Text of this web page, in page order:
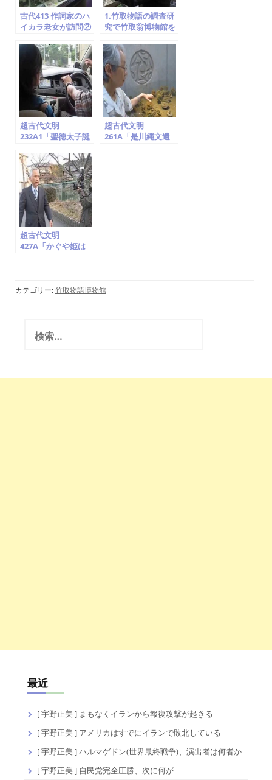
古代413 作詞家のハ
イカラ老女が訪問②
劇 竹取翁博物館
2014.6.13
1.竹取物語の調査研
究で竹取翁博物館を
求婚
超古代文明
232A1「聖徳太子誕
日の神・龍と鳳
凰)・地球儀は法隆
寺に!?、神奈川県大
庭」竹取翁博物館
（国際かぐや姫学
会）2016.7.22
超古代文明
261A「是川縄文遺
超古代文明
427A「かぐや姫は
《総集編》撮影班ド
会)2017.2.23
カテゴリー:竹取物語博物館
最近
[ 宇野正美 ] まもなくイランから報復攻撃が起きる
[ 宇野正美 ] アメリカはすでにイランで敗北している
[ 宇野正美 ] ハルマゲドン(世界最終戦争)、演出者は何者か
[ 宇野正美 ] 自民党完全圧勝、次に何が